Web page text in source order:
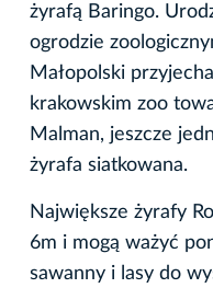
żyrafą Baringo.
ogrodzie
Małopolski
krakowskim zoo
Malman, jeszcze
żyrafa siatkowana.
Największe żyrafy
6m i mogą ważyć
sawanny i lasy do